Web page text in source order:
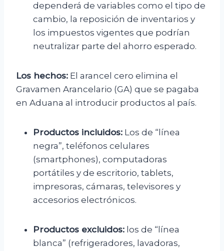
dependerá de variables como el tipo de
cambio, la reposición de inventarios y
los impuestos vigentes que podrían
neutralizar parte del ahorro esperado.
Los hechos: El arancel cero elimina el
Gravamen Arancelario (GA) que se pagaba
en Aduana al introducir productos al país.
Productos incluidos: Los de “línea
negra”, teléfonos celulares
(smartphones), computadoras
portátiles y de escritorio, tablets,
impresoras, cámaras, televisores y
accesorios electrónicos.
Productos excluidos: los de “línea
blanca” (refrigeradores, lavadoras,